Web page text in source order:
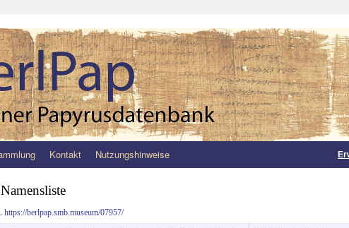
Kontakt Nutzungshinweise
Namensliste
https://berlpap.smb.museum/07957/